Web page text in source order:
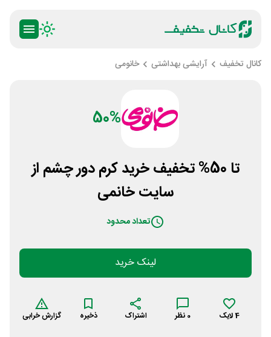
کانال تخفیف آرایشی بهداشتی خانومی
50%
تا 50% تخفیف خرید کرم دور چشم از
سایت خانمی
تعداد محدود
لینک خرید
4 لایک 0 نظر اشتراک ذخیره گزارش خرابی